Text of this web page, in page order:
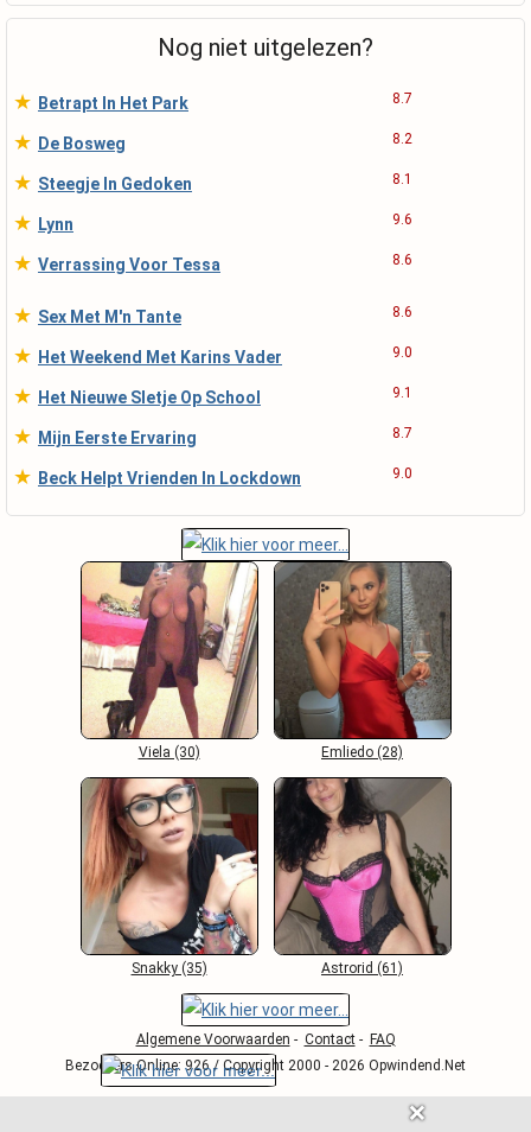
Nog niet uitgelezen?
★ Betrapt In Het Park 8.7
★ De Bosweg 8.2
★ Steegje In Gedoken 8.1
★ Lynn 9.6
★ Verrassing Voor Tessa 8.6
★ Sex Met M'n Tante 8.6
★ Het Weekend Met Karins Vader 9.0
★ Het Nieuwe Sletje Op School 9.1
★ Mijn Eerste Ervaring 8.7
★ Beck Helpt Vrienden In Lockdown 9.0
Viela (30) Emliedo (28)
Snakky (35) Astrorid (61)
Algemene Voorwaarden - Contact- FAQ
Bezoekers Online: 926 / Copyright 2000 - 2026 Opwindend.Net
❌